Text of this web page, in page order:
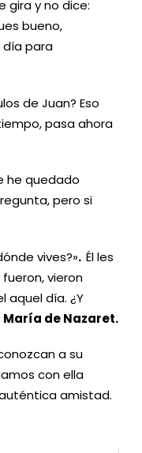
gira y no dice:
bueno,
para
de Juan? Eso
pasa ahora
he quedado
pero si
vives?». Él les
vieron
aquel día. ¿Y
María de Nazaret.
a su
con ella
amistad.